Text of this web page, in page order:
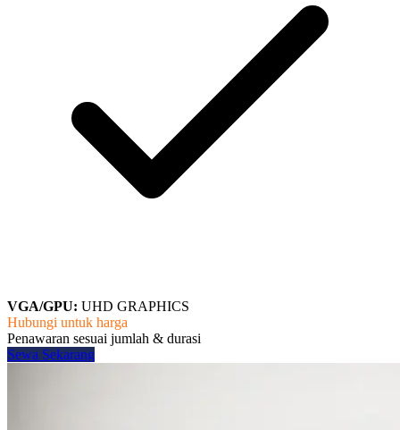
VGA/GPU: UHD GRAPHICS
Hubungi untuk harga
Penawaran sesuai jumlah & durasi
Sewa Sekarang